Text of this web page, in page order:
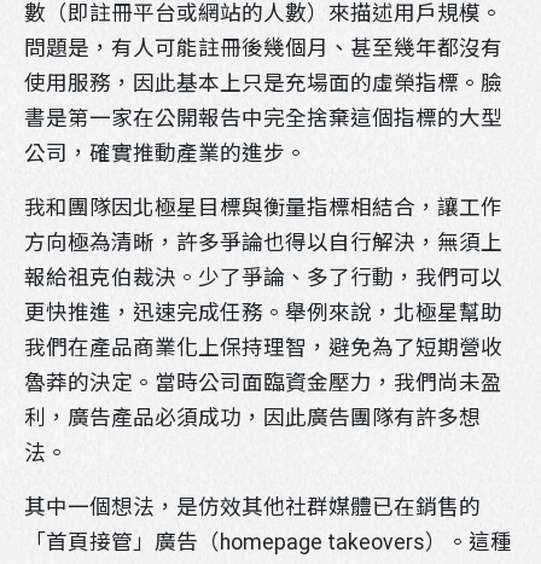
數（即註冊平台或網站的人數）來描述用戶規模。
問題是，有人可能註冊後幾個月、甚至幾年都沒有
使用服務，因此基本上只是充場面的虛榮指標。臉
書是第一家在公開報告中完全捨棄這個指標的大型
公司，確實推動產業的進步。
我和團隊因北極星目標與衡量指標相結合，讓工作
方向極為清晰，許多爭論也得以自行解決，無須上
報給祖克伯裁決。少了爭論、多了行動，我們可以
更快推進，迅速完成任務。舉例來說，北極星幫助
我們在產品商業化上保持理智，避免為了短期營收
魯莽的決定。當時公司面臨資金壓力，我們尚未盈
利，廣告產品必須成功，因此廣告團隊有許多想
法。
其中一個想法，是仿效其他社群媒體已在銷售的
「首頁接管」廣告（homepage takeovers）。這種